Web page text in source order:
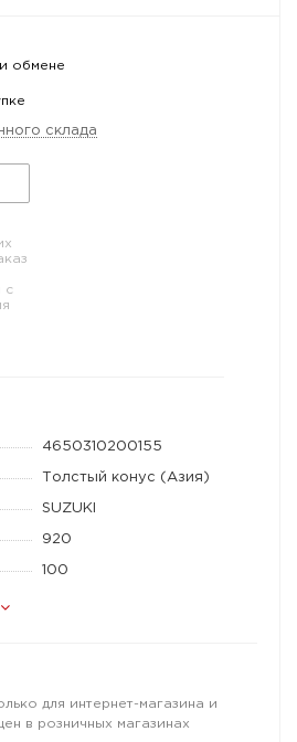
обмене
склада
с
4650310200155
Толстый конус (Азия)
SUZUKI
920
100
для интернет-магазина и
в розничных магазинах